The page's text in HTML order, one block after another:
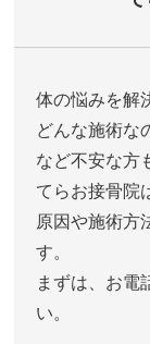
体の悩みを解
どんな施術な
など不安な方
てらお接骨院
原因や施術方
す。
まずは、お電
い。